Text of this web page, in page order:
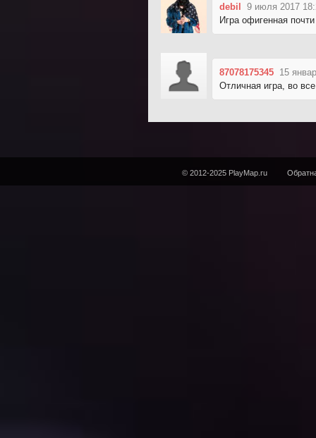
debil 9 июля 2017
Игра офигенная
87078175345 15
Отличная игра, во
© 2012-2025 PlayMap.ru